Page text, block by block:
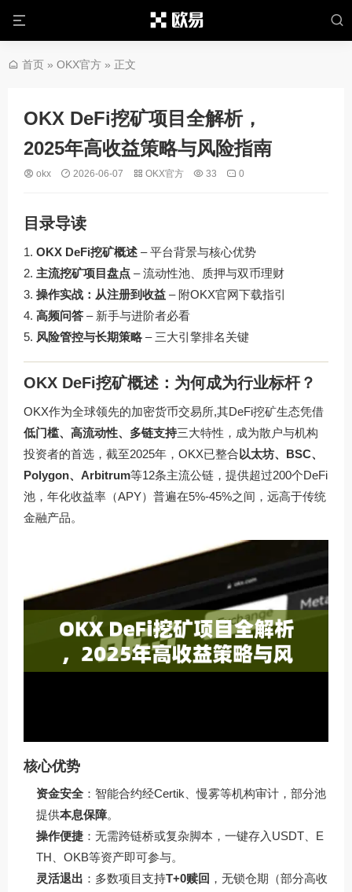
首页 » OKX官方 » 正文
OKX DeFi挖矿项目全解析，
2025年高收益策略与风险指南
okx 2026-06-07 OKX官方 33 0
目录导读
OKX DeFi挖矿概述 – 平台背景与核心优势
主流挖矿项目盘点 – 流动性池、质押与双币理财
操作实战：从注册到收益 – 附OKX官网下载指引
高频问答 – 新手与进阶者必看
风险管控与长期策略 – 三大引擎排名关键
OKX DeFi挖矿概述：为何成为行业标杆？
OKX作为全球领先的加密货币交易所,其DeFi挖矿生态凭借
低门槛、高流动性、多链支持三大特性，成为散户与机构
投资者的首选，截至2025年，OKX已整合 以太坊、BSC、
Polygon、Arbitrum等12条主流公链，提供超过200个DeFi
池，年化收益率（APY）普遍在5%-45%之间，远高于传统
金融产品。
核心优势
资金安全：智能合约经Certik、慢雾等机构审计，部分池
提供本息保障。
操作便捷 ：无需跨链桥或复杂脚本，一键存入USDT、E
TH、OKB等资产即可参与。
灵活退出 ：多数项目支持T+0赎回 ，无锁仓期（部分高收